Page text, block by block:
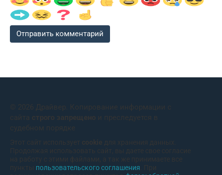
© 2026 Драйвер. Копирование информации с
сайта строго запрещено и преследуется в
судебном порядке
Этот сайт использует cookie для хранения данных.
Продолжая использовать сайт, вы даете свое согласие
на работу с этими файлами, а так же принимаете все
пункты пользовательского соглашения . При